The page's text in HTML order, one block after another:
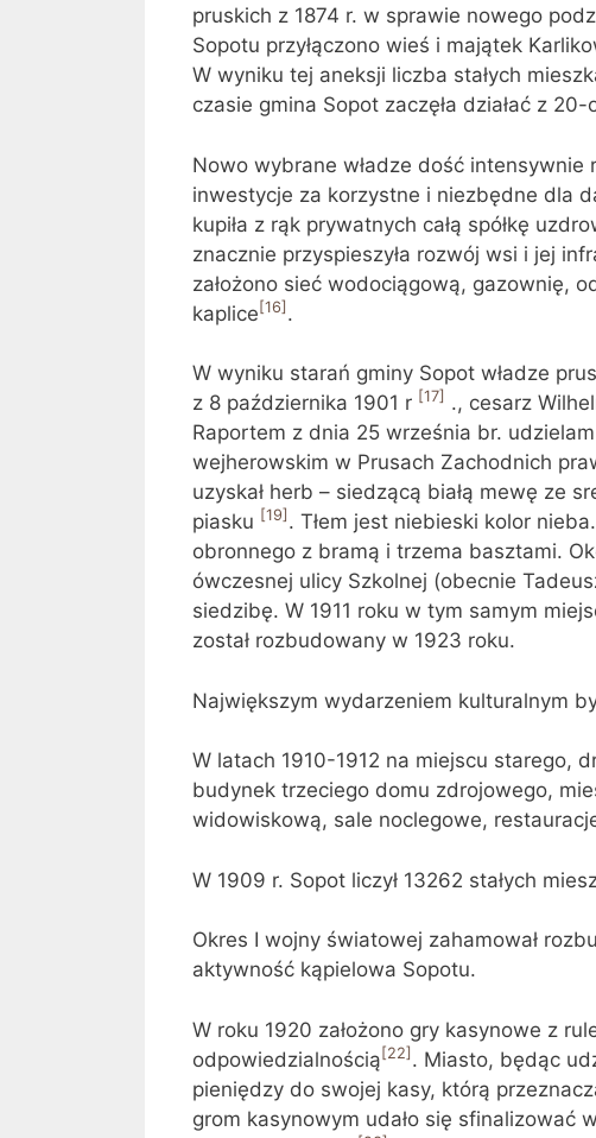
pruskich z 1874 r. w sprawie nowego
Sopotu przyłączono wieś i majątek
W wyniku tej aneksji liczba stałych
czasie gmina Sopot zaczęła działać z
Nowo wybrane władze dość
inwestycje za korzystne i niezbędne dla
kupiła z rąk prywatnych całą spółkę
znacznie przyspieszyła rozwój wsi i jej
założono sieć wodociągową, gazownię,
kaplice [16] .
W wyniku starań gminy Sopot władze
z 8 października 1901 r [17] ., cesarz
Raportem z dnia 25 września br.
wejherowskim w Prusach Zachodnich
uzyskał herb – siedzącą białą mewę ze
piasku [19] . Tłem jest niebieski kolor
obronnego z bramą i trzema basztami.
ówczesnej ulicy Szkolnej (obecnie
siedzibę. W 1911 roku w tym samym
został rozbudowany w 1923 roku.
Największym wydarzeniem kulturalnym
W latach 1910-1912 na miejscu starego,
budynek trzeciego domu zdrojowego,
widowiskową, sale noclegowe,
W 1909 r. Sopot liczył 13262 stałych
Okres I wojny światowej zahamował
aktywność kąpielowa Sopotu.
W roku 1920 założono gry kasynowe z
odpowiedzialnością [22] . Miasto, będąc
pieniędzy do swojej kasy, którą
grom kasynowym udało się sfinalizować